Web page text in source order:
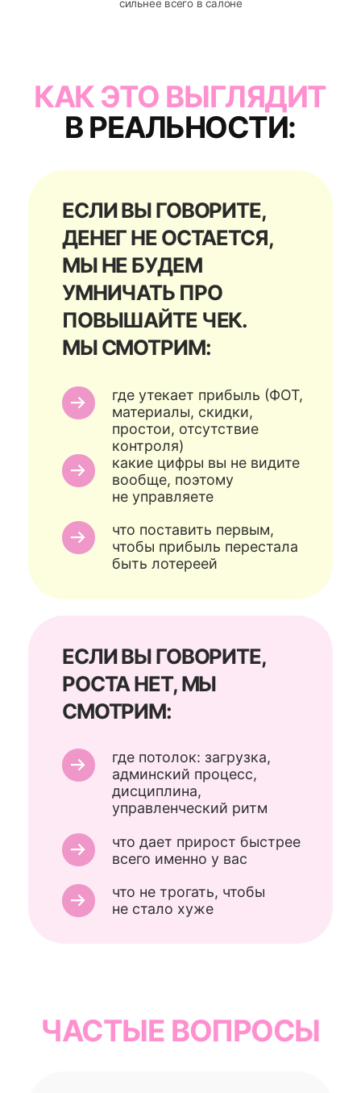
что не трогать, чтобы
что дает прирост быстрее
всего именно у вас
где потолок: загрузка,
админский процесс,
дисциплина,
управленческий ритм
ЕСЛИ ВЫ ГОВОРИТЕ,
РОСТА НЕТ, МЫ
ЧАСТЫЕ ВОПРОСЫ
ЭТО ТОЧНО
БЕСПЛАТНО?
Да. Это диагностическая
встреча. Сначала разбираемся
в вашей ситуации и называем
причину. Дальше вы решаете,
БУДЕТ ЛИ
«ПРОДАЖА»
НА ВСТРЕЧЕ?
Не захотите — окей.